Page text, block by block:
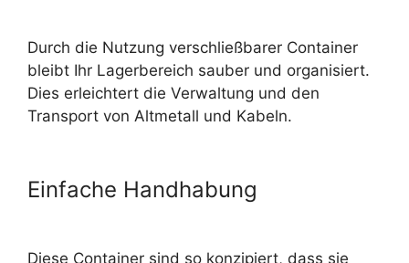
Durch die Nutzung verschließbarer Container
bleibt Ihr Lagerbereich sauber und organisiert.
Dies erleichtert die Verwaltung und den
Transport von Altmetall und Kabeln.
Einfache Handhabung
Diese Container sind so konzipiert, dass sie